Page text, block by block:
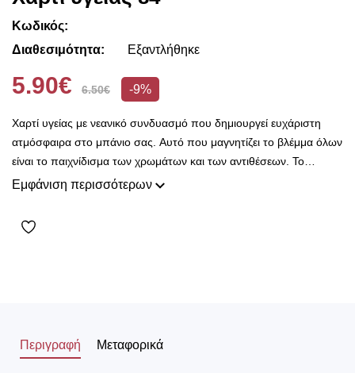
Κωδικός:
Διαθεσιμότητα:
Εξαντλήθηκε
5.90€ 6.50€ -9%
Χαρτί υγείας με νεανικό συνδυασμό που δημιουργεί ευχάριστη
ατμόσφαιρα στο μπάνιο σας. Αυτό που μαγνητίζει το βλέμμα όλων
είναι το παιχνίδισμα των χρωμάτων και των αντιθέσεων. Το
Decorama Home με χιλιάδες όμορφα αντικείμενα και μοναδικές
παρέχοντας ένα θαυμάσιο αποτέλεσμα αισθητικής. Δημιουργούμε
νέες πρωτοποριακές προτάσεις και λύσεις με κύριο γνώμονα την
Εμφάνιση περισσότερων
Περιγραφή Μεταφορικά